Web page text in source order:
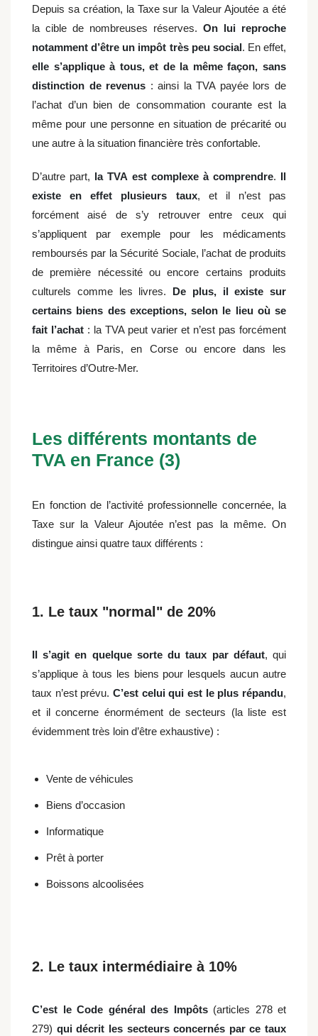
Depuis sa création, la Taxe sur la Valeur Ajoutée a été
la cible de nombreuses réserves. On lui reproche
notamment d’être un impôt très peu social. En effet,
elle s’applique à tous, et de la même façon, sans
distinction de revenus : ainsi la TVA payée lors de
l’achat d’un bien de consommation courante est la
même pour une personne en situation de précarité ou
une autre à la situation financière très confortable.
D’autre part, la TVA est complexe à comprendre. Il
existe en effet plusieurs taux, et il n’est pas
forcément aisé de s’y retrouver entre ceux qui
s’appliquent par exemple pour les médicaments
remboursés par la Sécurité Sociale, l’achat de produits
de première nécessité ou encore certains produits
culturels comme les livres. De plus, il existe sur
certains biens des exceptions, selon le lieu où se
fait l’achat : la TVA peut varier et n’est pas forcément
la même à Paris, en Corse ou encore dans les
Territoires d’Outre-Mer.
Les différents montants de
TVA en France (3)
En fonction de l’activité professionnelle concernée, la
Taxe sur la Valeur Ajoutée n’est pas la même. On
distingue ainsi quatre taux différents :
1. Le taux "normal" de 20%
Il s’agit en quelque sorte du taux par défaut, qui
s’applique à tous les biens pour lesquels aucun autre
taux n’est prévu. C’est celui qui est le plus répandu,
et il concerne énormément de secteurs (la liste est
évidemment très loin d’être exhaustive) :
Vente de véhicules
Biens d’occasion
Informatique
Prêt à porter
Boissons alcoolisées
2. Le taux intermédiaire à 10%
C’est le Code général des Impôts(articles 278 et
279) qui décrit les secteurs concernés par ce taux